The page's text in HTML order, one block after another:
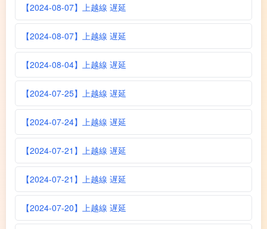
【2024-08-07】上越線 遅延
【2024-08-07】上越線 遅延
【2024-08-04】上越線 遅延
【2024-07-25】上越線 遅延
【2024-07-24】上越線 遅延
【2024-07-21】上越線 遅延
【2024-07-21】上越線 遅延
【2024-07-20】上越線 遅延